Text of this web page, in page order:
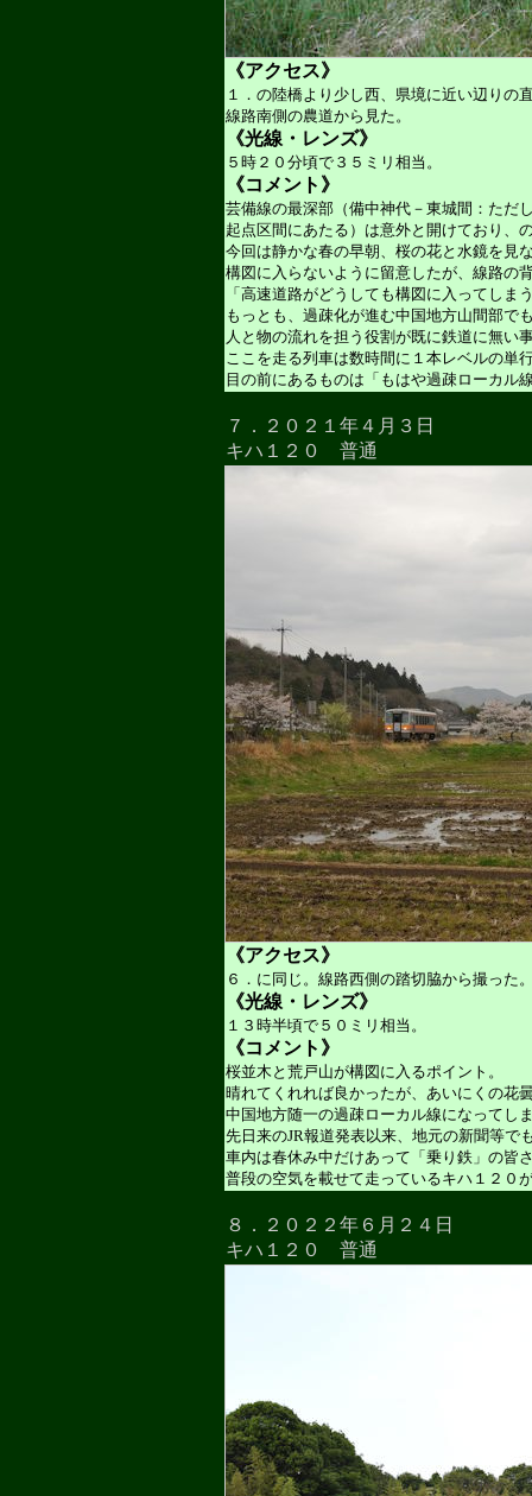
《アクセス》
１．の陸橋より少し西、県境に近い辺りの
線路南側の農道から見た。
《光線・レンズ》
５時２０分頃で３５ミリ相当。
《コメント》
芸備線の最深部（備中神代－東城間：ただ
起点区間にあたる）は意外と開けており、
今回は静かな春の早朝、桜の花と水鏡を見
構図に入らないように留意したが、線路の
「高速道路がどうしても構図に入ってし
もっとも、過疎化が進む中国地方山間部で
人と物の流れを担う役割が既に鉄道に無い
ここを走る列車は数時間に１本レベルの単
目の前にあるものは「もはや過疎ローカ
７．２０２１年４月３日
キハ１２０ 普通
《アクセス》
６．に同じ。線路西側の踏切脇から撮った
《光線・レンズ》
１３時半頃で５０ミリ相当。
《コメント》
桜並木と荒戸山が構図に入るポイント。
晴れてくれれば良かったが、あいにくの花
中国地方随一の過疎ローカル線になってし
先日来のJR報道発表以来、地元の新聞等で
車内は春休み中だけあって「乗り鉄」の皆
普段の空気を載せて走っているキハ１２０
８．２０２２年６月２４日
キハ１２０ 普通